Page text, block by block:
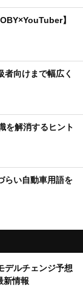
】
者向けまで幅広く
を解消するヒント
らい自動車用語を
デルチェンジ予想
新情報